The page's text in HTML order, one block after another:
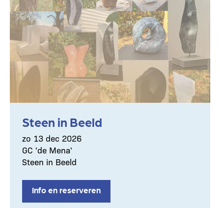
Steen in Beeld
zo 13 dec 2026
GC 'de Mena'
Steen in Beeld
Info en reserveren